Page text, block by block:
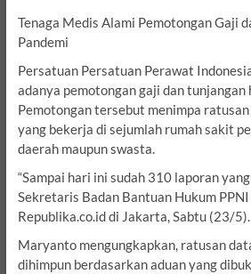
Tenaga Medis Alami Pemotongan Gaji
Pandemi
Persatuan Persatuan Perawat
adanya pemotongan gaji dan tunjangan
Pemotongan tersebut menimpa
yang bekerja di sejumlah rumah sakit
daerah maupun swasta.
“Sampai hari ini sudah 310 laporan yang
Sekretaris Badan Bantuan Hukum
Republika.co.id di Jakarta, Sabtu (23/5).
Maryanto mengungkapkan, ratusan
dihimpun berdasarkan aduan yang